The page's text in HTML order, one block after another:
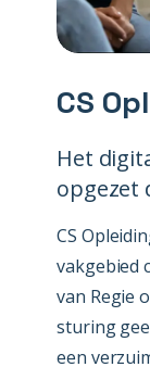
CS
Het
opgezet
CS
vakgebied
van Regie
sturing
een